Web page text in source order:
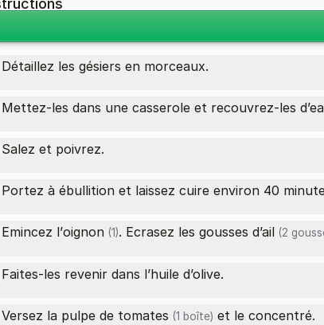
Détaillez les gésiers en morceaux.
Mettez-les dans une casserole et recouvrez-les
Salez et poivrez.
Portez à ébullition et laissez cuire environ 40
Emincez l’oignon (1). Ecrasez les gousses d’ail (2
Faites-les revenir dans l’huile d’olive.
Versez la pulpe de tomates (1 boîte) et le concentré.